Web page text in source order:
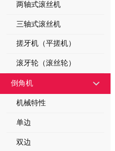
两轴式滚丝机
三轴式滚丝机
搓牙机（平搓机）
滚牙轮（滚丝轮）
倒角机
机械特性
单边
双边